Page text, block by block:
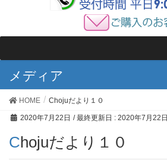
メディア
HOME Chojuだより１０
2020年7月22日 / 最終更新日 : 2020年7月22日
Chojuだより１０